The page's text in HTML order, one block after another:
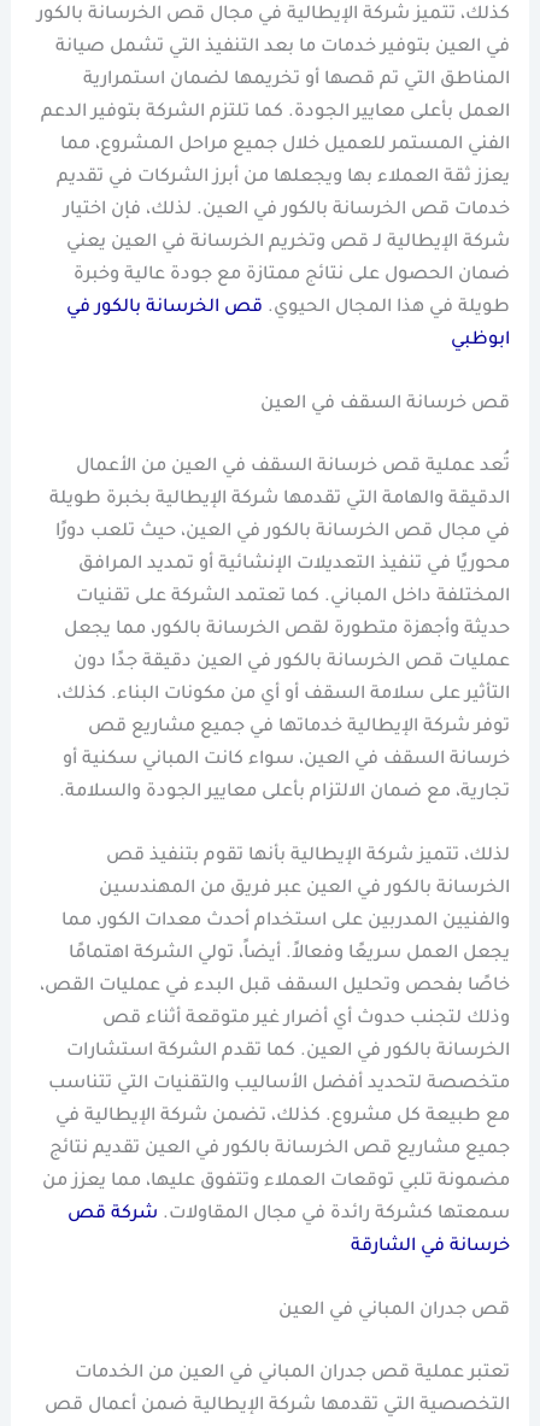
كذلك، تتميز شركة الإيطالية في مجال قص الخرسانة بالكور
في العين بتوفير خدمات ما بعد التنفيذ التي تشمل صيانة
المناطق التي تم قصها أو تخريمها لضمان استمرارية
العمل بأعلى معايير الجودة. كما تلتزم الشركة بتوفير الدعم
الفني المستمر للعميل خلال جميع مراحل المشروع، مما
يعزز ثقة العملاء بها ويجعلها من أبرز الشركات في تقديم
خدمات قص الخرسانة بالكور في العين. لذلك، فإن اختيار
شركة الإيطالية لـ قص وتخريم الخرسانة في العين يعني
ضمان الحصول على نتائج ممتازة مع جودة عالية وخبرة
طويلة في هذا المجال الحيوي. قص الخرسانة بالكور في
ابوظبي
قص خرسانة السقف في العين
تُعد عملية قص خرسانة السقف في العين من الأعمال
الدقيقة والهامة التي تقدمها شركة الإيطالية بخبرة طويلة
في مجال قص الخرسانة بالكور في العين، حيث تلعب دورًا
محوريًا في تنفيذ التعديلات الإنشائية أو تمديد المرافق
المختلفة داخل المباني. كما تعتمد الشركة على تقنيات
حديثة وأجهزة متطورة لقص الخرسانة بالكور، مما يجعل
عمليات قص الخرسانة بالكور في العين دقيقة جدًا دون
التأثير على سلامة السقف أو أي من مكونات البناء. كذلك،
توفر شركة الإيطالية خدماتها في جميع مشاريع قص
خرسانة السقف في العين، سواء كانت المباني سكنية أو
تجارية، مع ضمان الالتزام بأعلى معايير الجودة والسلامة.
لذلك، تتميز شركة الإيطالية بأنها تقوم بتنفيذ قص
الخرسانة بالكور في العين عبر فريق من المهندسين
والفنيين المدربين على استخدام أحدث معدات الكور، مما
يجعل العمل سريعًا وفعالاً. أيضاً، تولي الشركة اهتمامًا
خاصًا بفحص وتحليل السقف قبل البدء في عمليات القص،
وذلك لتجنب حدوث أي أضرار غير متوقعة أثناء قص
الخرسانة بالكور في العين. كما تقدم الشركة استشارات
متخصصة لتحديد أفضل الأساليب والتقنيات التي تتناسب
مع طبيعة كل مشروع. كذلك، تضمن شركة الإيطالية في
جميع مشاريع قص الخرسانة بالكور في العين تقديم نتائج
مضمونة تلبي توقعات العملاء وتتفوق عليها، مما يعزز من
سمعتها كشركة رائدة في مجال المقاولات. شركة قص
خرسانة في الشارقة
قص جدران المباني في العين
تعتبر عملية قص جدران المباني في العين من الخدمات
التخصصية التي تقدمها شركة الإيطالية ضمن أعمال قص